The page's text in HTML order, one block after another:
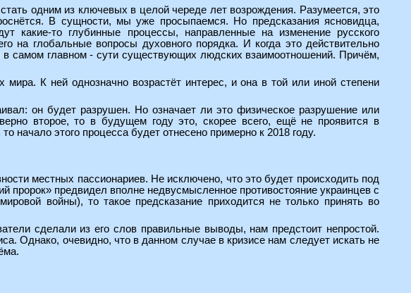
одним из ключевых в целой череде лет возрождения. Разумеется, это
В сущности, мы уже просыпаемся. Но предсказания ясновидца,
какие-то глубинные процессы, направленные на изменение русского
на глобальные вопросы духовного порядка. И когда это действительно
в самом главном - сути существующих людских взаимоотношений. Причём,
К ней однозначно возрастёт интерес, и она в той или иной степени
он будет разрушен. Но означает ли это физическое разрушение или
второе, то в будущем году это, скорее всего, ещё не проявится в
начало этого процесса будет отнесено примерно к 2018 году.
местных пассионариев. Не исключено, что это будет происходить под
предвидел вполне недвусмысленное противостояние украинцев с
войны), то такое предсказание приходится не только принять во
сделали из его слов правильные выводы, нам предстоит непростой.
Однако, очевидно, что в данном случае в кризисе нам следует искать не